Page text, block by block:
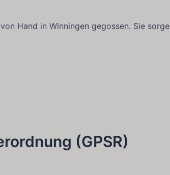
Hand in Winningen gegossen. Sie
(GPSR)